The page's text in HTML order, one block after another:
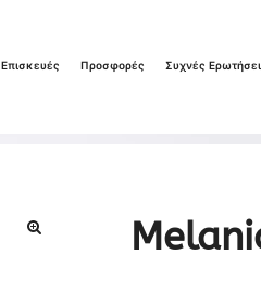
Επισκευές Προσφορές Συχνές